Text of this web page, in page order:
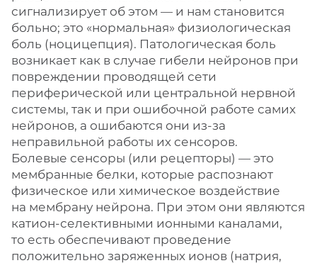
сигнализирует об этом — и нам становится
больно; это «нормальная» физиологическая
боль (ноцицепция). Патологическая боль
возникает как в случае гибели нейронов при
повреждении проводящей сети
периферической или центральной нервной
системы, так и при ошибочной работе самих
нейронов, а ошибаются они из-за
неправильной работы их сенсоров.
Болевые сенсоры (или рецепторы) — это
мембранные белки, которые распознают
физическое или химическое воздействие
на мембрану нейрона. При этом они являются
катион-селективными ионными каналами,
то есть обеспечивают проведение
положительно заряженных ионов (натрия,